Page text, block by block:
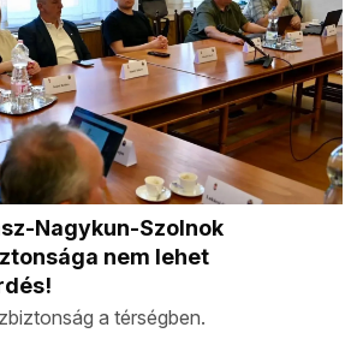
Nagykun-Szolnok
nem lehet
a térségben.